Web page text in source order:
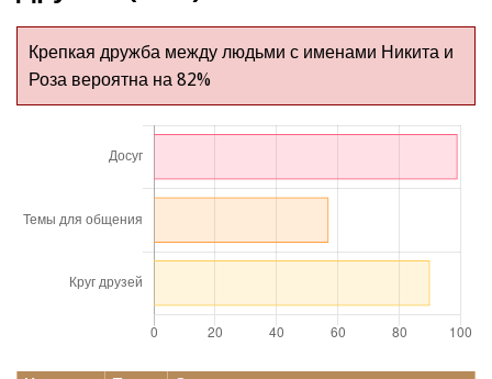
Крепкая дружба между людьми с именами Никита и
Роза вероятна на 82%